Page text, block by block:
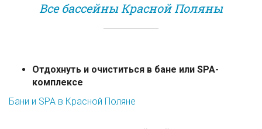
Все бассейны Красной Поляны
Отдохнуть и очиститься в бане или SPA-
комплексе
Бани и SPA в Красной Поляне